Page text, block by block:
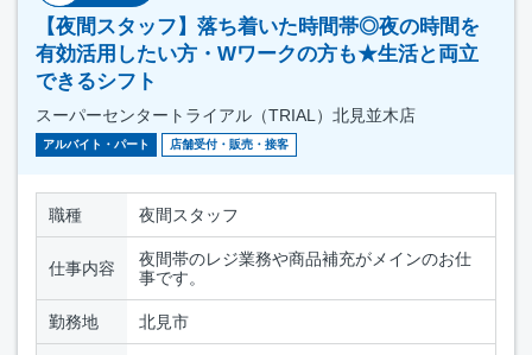
【夜間スタッフ】落ち着いた時間帯◎夜の時間を
有効活用したい方・Wワークの方も★生活と両立
できるシフト
スーパーセンタートライアル（TRIAL）北見並木店
アルバイト・パート 店舗受付・販売・接客
職種 夜間スタッフ
仕事内容
夜間帯のレジ業務や商品補充がメインのお仕
事です。
勤務地 北見市